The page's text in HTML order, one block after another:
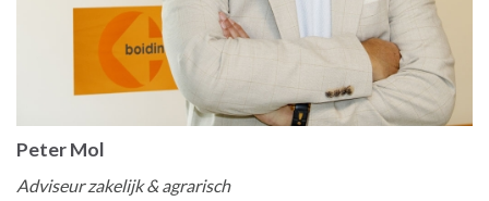
Peter Mol
Adviseur zakelijk & agrarisch